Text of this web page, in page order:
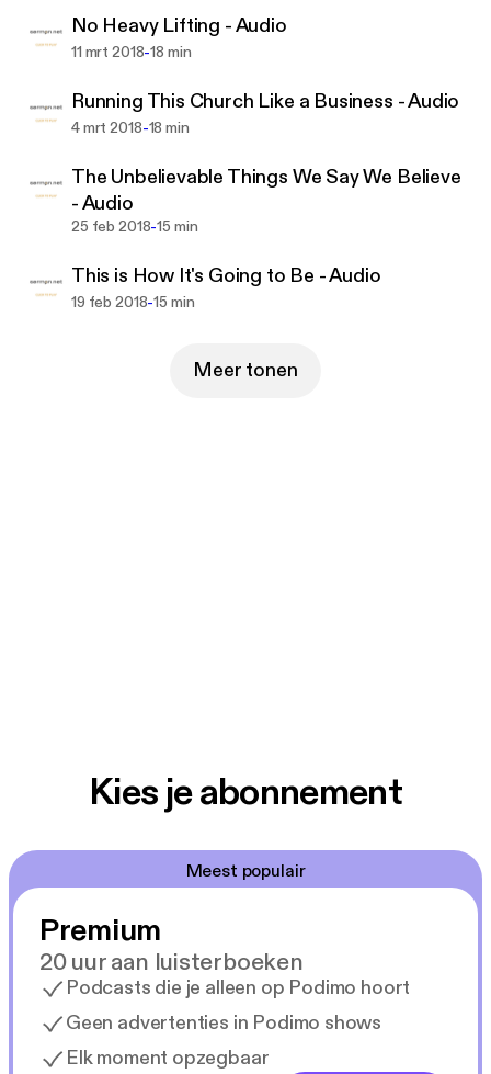
No Heavy Lifting - Audio
11 mrt 2018-18 min
Running This Church Like a Business - Audio
4 mrt 2018-18 min
The Unbelievable Things We Say We Believe
- Audio
25 feb 2018-15 min
This is How It's Going to Be - Audio
19 feb 2018-15 min
Meer tonen
Kies je abonnement
Meest populair
Premium
20 uur aan luisterboeken
Podcasts die je alleen op Podimo hoort
Geen advertenties in Podimo shows
Elk moment opzegbaar